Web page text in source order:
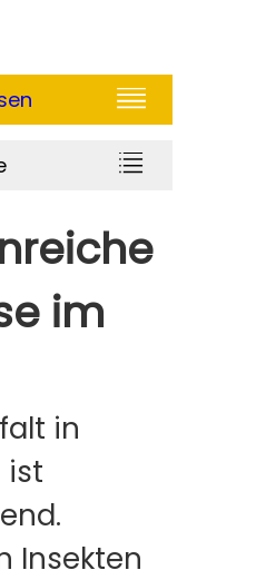
im
in
ist
Insekten